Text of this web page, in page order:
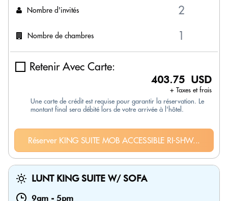
Nombre d'invités
Nombre de chambres
Retenir Avec Carte:
403.75 USD
+ Taxes et frais
Une carte de crédit est requise pour garantir la réservation. Le
montant final sera débité lors de votre arrivée à l'hôtel.
Réserver KING SUITE MOB ACCESSIBLE RI-SHW...
LUNT KING SUITE W/ SOFA
9am - 5pm